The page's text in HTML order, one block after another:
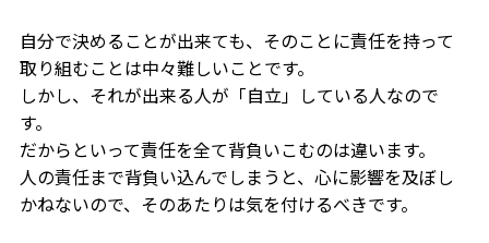
自分で決めることが出来ても、そのことに責任を持って
取り組むことは中々難しいことです。
しかし、それが出来る人が「自立」している人なので
す。
だからといって責任を全て背負いこむのは違います。
人の責任まで背負い込んでしまうと、心に影響を及ぼし
かねないので、そのあたりは気を付けるべきです。